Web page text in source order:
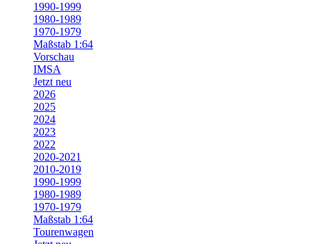
1990-1999
1980-1989
1970-1979
Maßstab 1:64
Vorschau
IMSA
Jetzt neu
2026
2025
2024
2023
2022
2020-2021
2010-2019
1990-1999
1980-1989
1970-1979
Maßstab 1:64
Tourenwagen